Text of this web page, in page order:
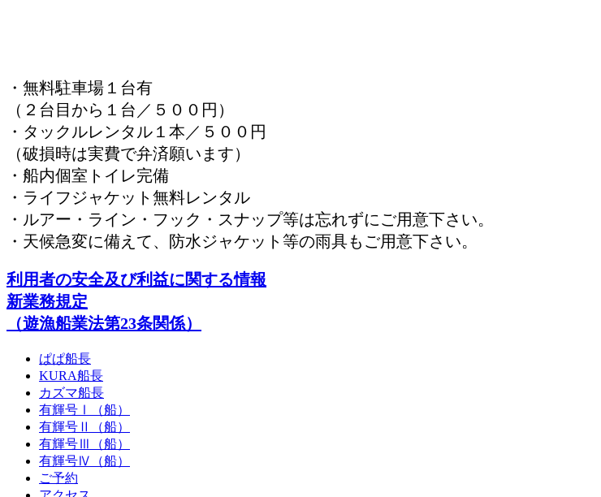
・無料駐車場１台有
（２台目から１台／５００円）
・タックルレンタル１本／５００円
（破損時は実費で弁済願います）
・船内個室トイレ完備
・ライフジャケット無料レンタル
・ルアー・ライン・フック・スナップ等は忘れずにご用意下さい。
・天候急変に備えて、防水ジャケット等の雨具もご用意下さい。
利用者の安全及び利益に関する情報
新業務規定
（遊漁船業法第23条関係）
ぱぱ船長
KURA船長
カズマ船長
有輝号Ⅰ（船）
有輝号Ⅱ（船）
有輝号Ⅲ（船）
有輝号Ⅳ（船）
ご予約